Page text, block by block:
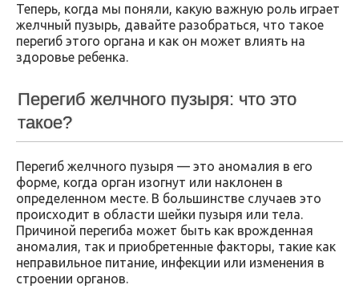
Теперь, когда мы поняли, какую важную роль играет
желчный пузырь, давайте разобраться, что такое
перегиб этого органа и как он может влиять на
здоровье ребенка.
Перегиб желчного пузыря: что это
такое?
Перегиб желчного пузыря — это аномалия в его
форме, когда орган изогнут или наклонен в
определенном месте. В большинстве случаев это
происходит в области шейки пузыря или тела.
Причиной перегиба может быть как врожденная
аномалия, так и приобретенные факторы, такие как
неправильное питание, инфекции или изменения в
строении органов.